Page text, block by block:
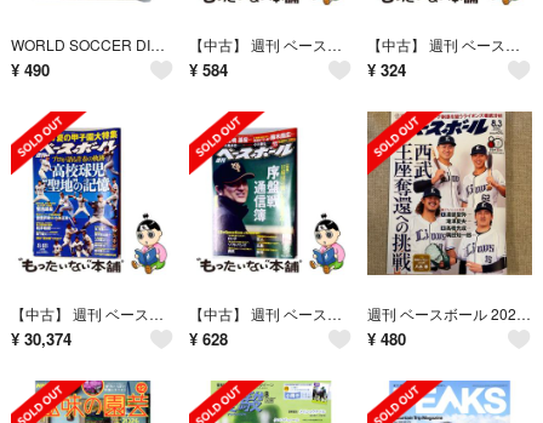
WORLD SOCCER DIGEST (ワールドサッカーダイジェスト) 2026年 8/6号 [雑誌]
¥ 490
【中古】 週刊 ベースボール 2016年 8/1号
¥ 584
【中古】 週刊 ベースボール 2016年 7/18号
¥ 324
【中古】 週刊 ベースボール 2014年 8/18号
¥ 30,374
【中古】 週刊 ベースボール 2016年 5/2号
¥ 628
週刊 ベースボール 2026年 8/3号 [雑誌]
¥ 480